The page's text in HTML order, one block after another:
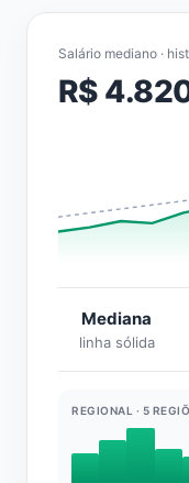
Salário mediano ·
R$
Mediana
linha sólida
REGIONAL · 5